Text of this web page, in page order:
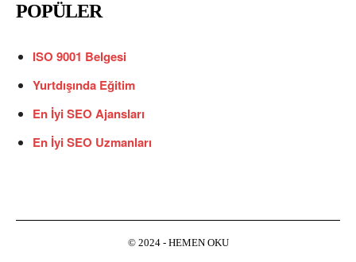
POPÜLER
ISO 9001 Belgesi
Yurtdışında Eğitim
En İyi SEO Ajansları
En İyi SEO Uzmanları
© 2024 - HEMEN OKU